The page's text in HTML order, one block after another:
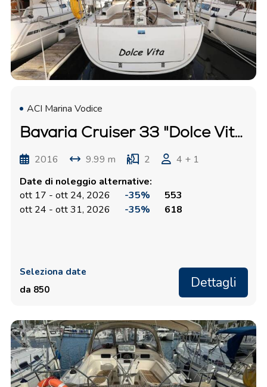
ACI Marina Vodice
Bavaria Cruiser 33 "Dolce Vita"
2016 9.99 m 2
4 + 1
Date di noleggio alternative:
ott 17 - ott 24, 2026
-35%
553
ott 24 - ott 31, 2026
-35% 618
Seleziona date
da 850
Dettagli